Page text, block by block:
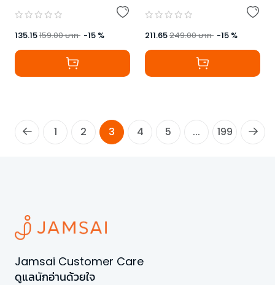
135.15159.00บาท -15 % 211.65249.00บาท -15 %
1 2 3 4 5 ... 199
Jamsai Customer Care
ดูแลนักอ่านด้วยใจ